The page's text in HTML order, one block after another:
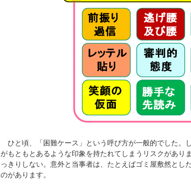
ひと頃、「困難ケース」という呼び方が一般的でした。
がもともとあるような印象を持たれてしまうリスクがあり
っきりしない。意外と当事者は、たとえばゴミ屋敷然とし
のがあります。